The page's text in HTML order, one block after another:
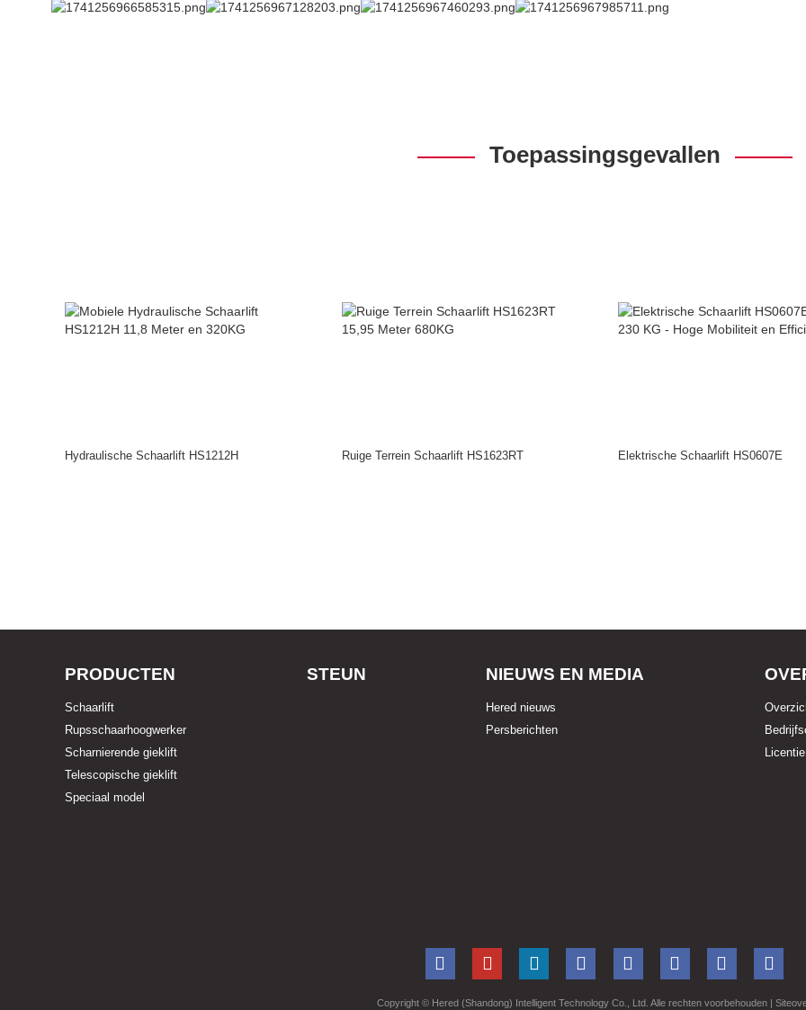
Toepassingsgevallen
Hydraulische Schaarlift HS1212H Ruige Terrein Schaarlift HS1623RT Elektrische Schaarlift HS0607E
PRODUCTEN
Schaarlift
Rupsschaarhoogwerker
Scharnierende gieklift
Telescopische gieklift
Speciaal model
STEUN NIEUWS EN MEDIA
Hered nieuws
Persberichten
Licentie
Copyright © Hered (Shandong) Intelligent Technology Co., Ltd. Alle rechten voorbehouden |